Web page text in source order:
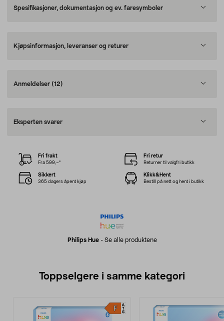
Spesifikasjoner, dokumentasjon og ev. faresymboler
Kjøpsinformasjon, leveranser og returer
Anmeldelser (12)
Eksperten svarer
Philips Hue- Se alle produktene
Fri frakt
Fra 599,–*
Fri retur
Returner til valgfri butikk
Sikkert
365 dagers åpent kjøp
Klikk&Hent
Bestill på nett og hent i butikk
Toppselgere i samme kategori